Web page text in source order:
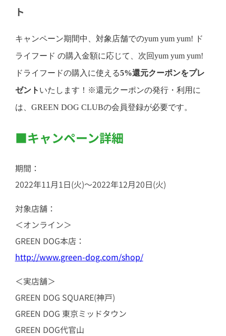
ト
キャンペーン期間中、対象店舗でのyum yum yum! ド
ライフード の購入金額に応じて、次回yum yum yum!
ドライフードの購入に使える5%還元クーポンをプレ
ゼント いたします！※還元クーポンの発行・利用に
は、GREEN DOG CLUBの会員登録が必要です。
■キャンペーン詳細
期間：
2022年11月1日(火)～2022年12月20日(火)
対象店舗：
＜オンライン＞
GREEN DOG本店：
http://www.green-dog.com/shop/
＜実店舗＞
GREEN DOG SQUARE(神戸)
GREEN DOG 東京ミッドタウン
GREEN DOG代官山